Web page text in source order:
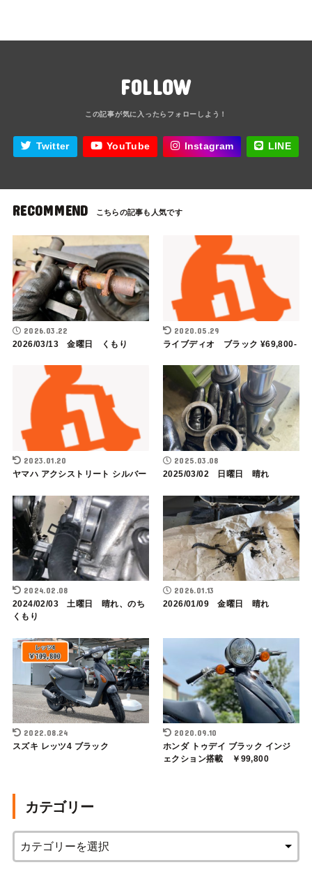
FOLLOW
Twitter YouTube Instagram LINE
RECOMMEND
2026.03.22
2026/03/13 金曜日 くもり
2020.05.29
ライブディオ ブラック ¥69,800-
2023.01.20
ヤマハ アクシストリート シルバー
2025.03.08
2025/03/02 日曜日 晴れ
2024.02.08
2024/02/03 土曜日 晴れ、のち
くもり
2026.01.13
2026/01/09 金曜日 晴れ
2022.08.24
スズキ レッツ4 ブラック
2020.09.10
ホンダ トゥデイ ブラック インジ
ェクション搭載 ￥99,800
カテゴリー